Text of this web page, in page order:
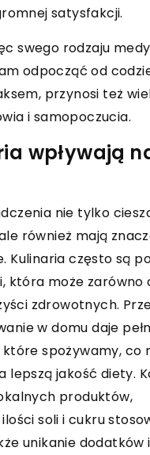
satysfakcji.
swego rodzaju
odpocząć od
przynosi też
i samopoczucia.
wpływają
nie tylko
również mają
Kulinaria często są
która może zarówno
zdrowotnych.
w domu daje
które spożywamy, co
lepszą jakość diety.
produktów,
soli i cukru
unikanie dodatków i